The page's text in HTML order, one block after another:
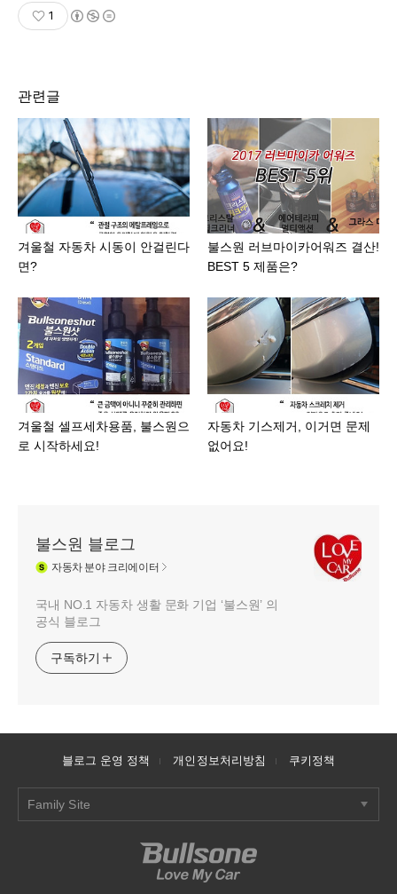
1
관련글
겨울철 자동차 시동이 안걸린다
면?
불스원 러브마이카어워즈 결산!
BEST 5 제품은?
겨울철 셀프세차용품, 불스원으
로 시작하세요!
자동차 기스제거, 이거면 문제
없어요!
불스원 블로그
자동차분야 크리에이터
국내 NO.1 자동차 생활 문화 기업 ‘불스원’ 의
공식 블로그
구독하기
블로그 운영 정책 개인정보처리방침 쿠키정책
Family Site